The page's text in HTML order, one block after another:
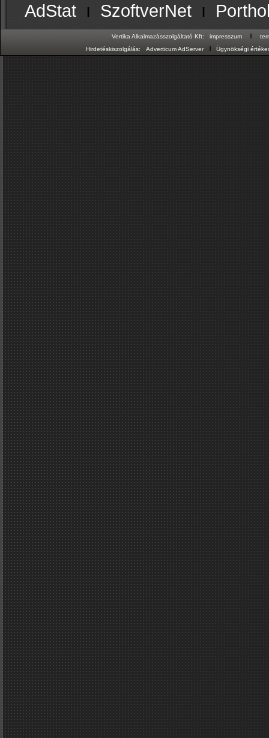
AdStat ıSzoftverNetı
Vertika Alkalmazásszolgáltató Kft: impresszum ı
Hirdetéskiszolgálás:
Adverticum AdServer ıÜgynökségi